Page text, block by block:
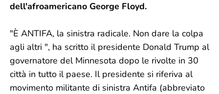
dell'afroamericano George Floyd.
"È ANTIFA, la sinistra radicale. Non dare la colpa
agli altri ", ha scritto il presidente Donald Trump al
governatore del Minnesota dopo le rivolte in 30
città in tutto il paese. Il presidente si riferiva al
movimento militante di sinistra Antifa (abbreviato